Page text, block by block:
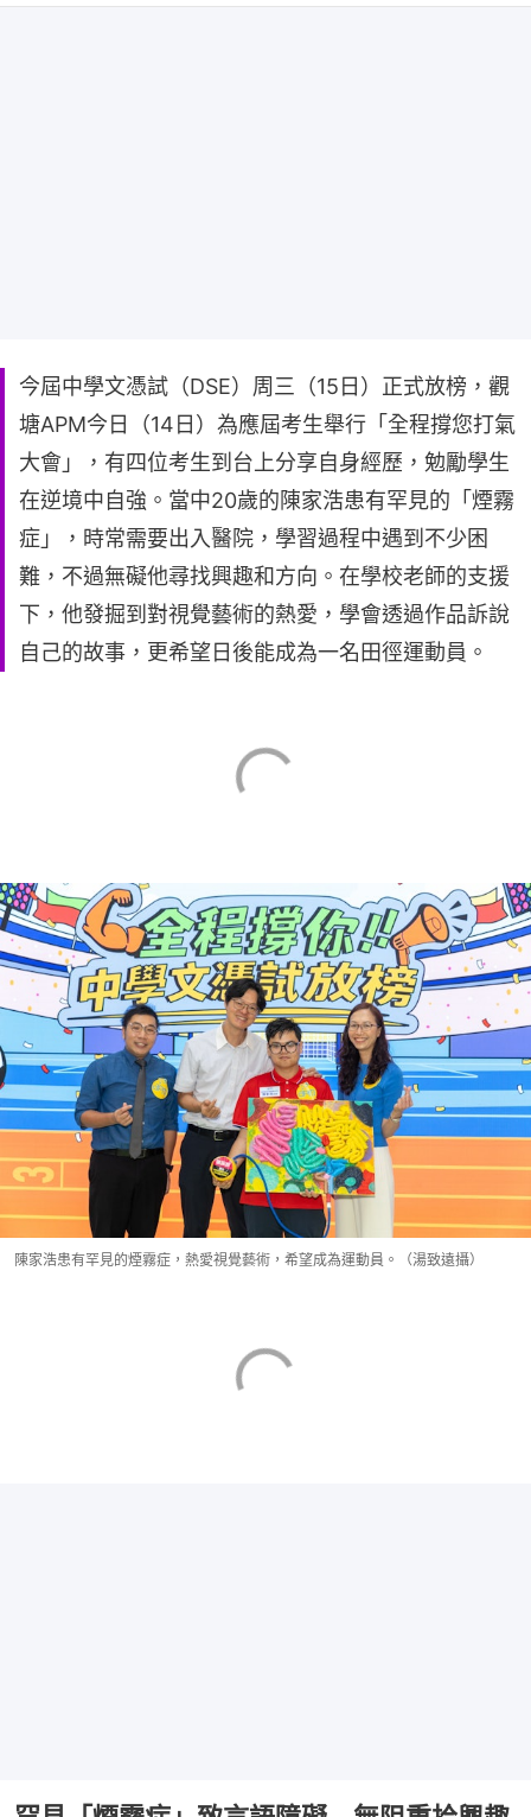
今屆中學文憑試（DSE）周三（15日）正式放榜，觀
塘APM今日（14日）為應屆考生舉行「全程撐您打氣
大會」，有四位考生到台上分享自身經歷，勉勵學生
在逆境中自強。當中20歲的陳家浩患有罕見的「煙霧
症」，時常需要出入醫院，學習過程中遇到不少困
難，不過無礙他尋找興趣和方向。在學校老師的支援
下，他發掘到對視覺藝術的熱愛，學會透過作品訴說
自己的故事，更希望日後能成為一名田徑運動員。
陳家浩患有罕見的煙霧症，熱愛視覺藝術，希望成為運動員。（湯致遠攝）